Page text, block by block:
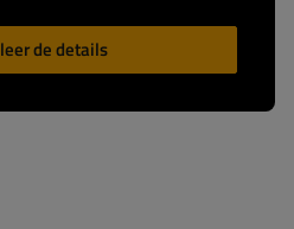
de details